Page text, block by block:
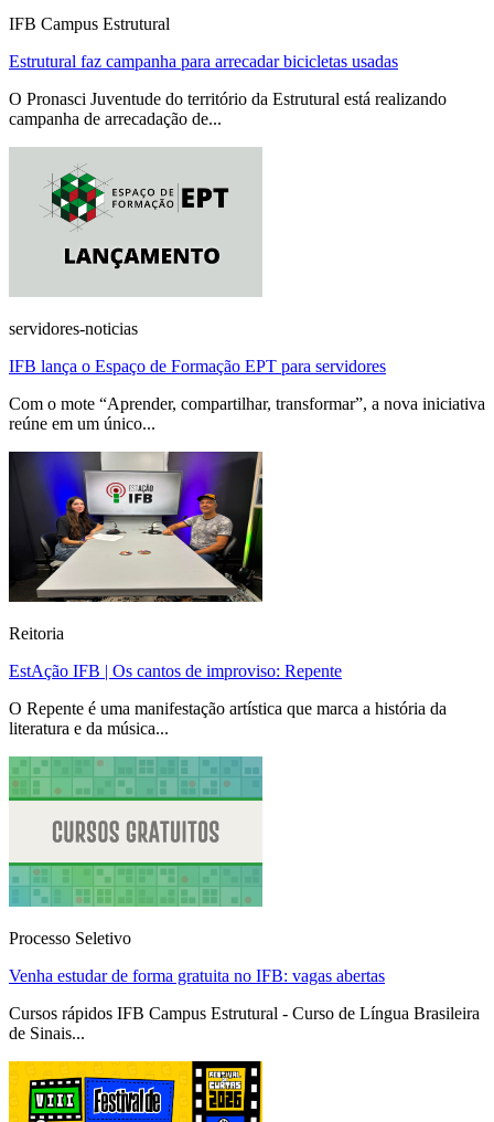
IFB Campus Estrutural
Estrutural faz campanha para arrecadar bicicletas usadas
O Pronasci Juventude do território da Estrutural está realizando
campanha de arrecadação de...
servidores-noticias
IFB lança o Espaço de Formação EPT para servidores
Com o mote “Aprender, compartilhar, transformar”, a nova iniciativa
reúne em um único...
Reitoria
EstAção IFB | Os cantos de improviso: Repente
O Repente é uma manifestação artística que marca a história da
literatura e da música...
Processo Seletivo
Venha estudar de forma gratuita no IFB: vagas abertas
Cursos rápidos IFB Campus Estrutural - Curso de Língua Brasileira
de Sinais...